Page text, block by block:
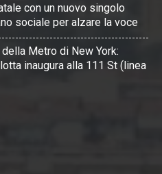
con un nuovo singolo
sociale per alzare la voce
Metro di New York:
inaugura alla 111 St (linea